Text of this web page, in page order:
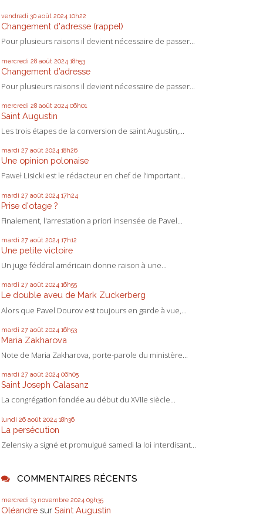
vendredi 30 août 2024 10h22
Changement d'adresse (rappel)
Pour plusieurs raisons il devient nécessaire de passer...
mercredi 28 août 2024 18h53
Changement d’adresse
Pour plusieurs raisons il devient nécessaire de passer...
mercredi 28 août 2024 06h01
Saint Augustin
Les trois étapes de la conversion de saint Augustin,...
mardi 27 août 2024 18h26
Une opinion polonaise
Paweł Lisicki est le rédacteur en chef de l’important...
mardi 27 août 2024 17h24
Prise d'otage ?
Finalement, l'arrestation a priori insensée de Pavel...
mardi 27 août 2024 17h12
Une petite victoire
Un juge fédéral américain donne raison à une...
mardi 27 août 2024 16h55
Le double aveu de Mark Zuckerberg
Alors que Pavel Dourov est toujours en garde à vue,...
mardi 27 août 2024 16h53
Maria Zakharova
Note de Maria Zakharova, porte-parole du ministère...
mardi 27 août 2024 06h05
Saint Joseph Calasanz
La congrégation fondée au début du XVIIe siècle...
lundi 26 août 2024 18h36
La persécution
Zelensky a signé et promulgué samedi la loi interdisant...
COMMENTAIRES RÉCENTS
mercredi 13 novembre 2024 09h35
Oléandre sur Saint Augustin